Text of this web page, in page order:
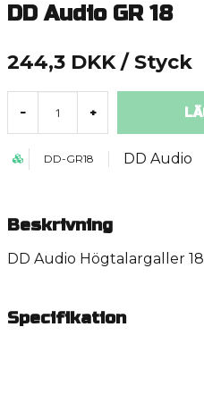
DD Audio GR 18
244,3 DKK / Styck
- +
DD-GR18 DD Audio
Beskrivning
DD Audio Högtalargaller
Specifikation